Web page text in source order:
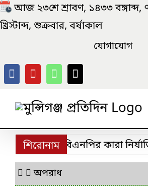
Skip
to
আজ ২৩শে শ্রাবণ, ১৪৩৩
খ্রিস্টাব্দ, শুক্রবার, বর্ষাকাল
যোগাযোগ
শিরোনাম
মুন্সিগঞ্জে ‘বিএনপির কারা
অপরাধ